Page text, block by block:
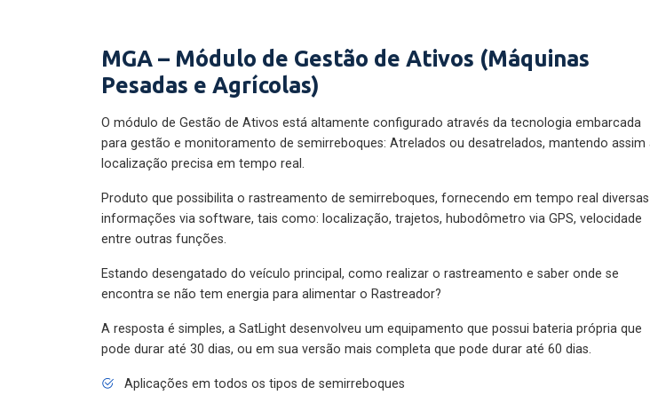
MGA – Módulo de Gestão de Ativos (Máquinas
Pesadas e Agrícolas)
O módulo de Gestão de Ativos está altamente configurado através da tecnologia embarcada
para gestão e monitoramento de semirreboques: Atrelados ou desatrelados, mantendo assim a
localização precisa em tempo real.
Produto que possibilita o rastreamento de semirreboques, fornecendo em tempo real diversas
informações via software, tais como: localização, trajetos, hubodômetro via GPS, velocidade
entre outras funções.
Estando desengatado do veículo principal, como realizar o rastreamento e saber onde se
encontra se não tem energia para alimentar o Rastreador?
A resposta é simples, a SatLight desenvolveu um equipamento que possui bateria própria que
pode durar até 30 dias, ou em sua versão mais completa que pode durar até 60 dias.
Aplicações em todos os tipos de semirreboques